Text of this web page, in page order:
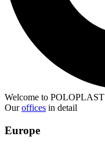
Welcome to POLOPLAST
Ouroffices in detail
Europe